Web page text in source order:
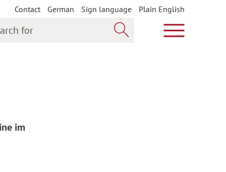
Contact German Sign language
Plain English
Show main
im